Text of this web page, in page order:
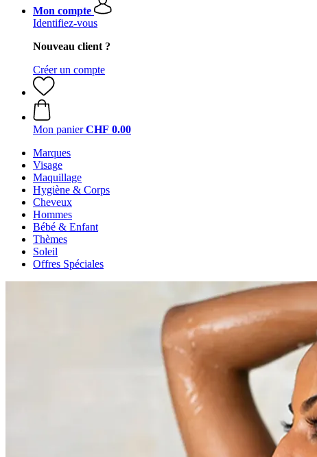
Mon compte
Identifiez-vous
Nouveau client ?
Créer un compte
Mon panier CHF 0.00
Marques
Visage
Maquillage
Hygiène & Corps
Cheveux
Hommes
Bébé & Enfant
Thèmes
Soleil
Offres Spéciales